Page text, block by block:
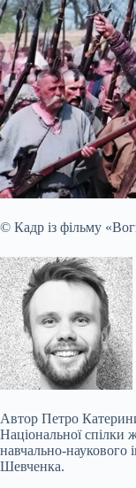
© Кадр із фільму
Автор Петро
Національної спілки
навчально-наукового
Шевченка.